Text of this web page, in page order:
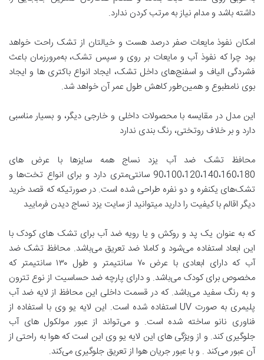
داشته باشد و مدام نیاز به مرتب کردن ندارد.
امکان نفوذ مایعات صفر درصد هست و خیالتان از تشک راحت خواهد
بود چرا که نفوذ آب و مایعات بر روی و سپس تشک، به‌مرور‌زمان باعث
فشردگی الیاف و اسفنج‌های داخل تشک، ایجاد انواع باکتری ها و ایجاد
بوی نامطبوع و همین‌طور کاهش طول عمر آن خواهد شد.
این مدل در مقایسه با محصولات داخلی و خارجی دیگر، و بسیار مناسبی
دارد و بر خلاف روتختی، رنگ بندی ندارد
محافظ تشک ضد آب یزد نساج همه سایزها با عرض های
90،100،120،140،160،180 سانتی‌متری دارد و برای انواع تخت‌ها و
تشک‌های یکنفره و دو نفره طراحی شده است. در صورتیکه که قصد خرید
دیگر اقالم با کیفیت را دارید میتوانید از سایت یزد نساج دیدن فرمایید
که به عنوان یک پد و روکش و یا رویه ضد آب برای تشک های کودک با
این ابعاد استفاده می‌شود و کاملا ضد تعریق می‌باشد. محافظ تشک ضد
آب که دارای ابعادی با عرض ۷۰ سانتیمتر و طول ۱۳۰ سانتیمتر که
مخصوص برای کودک می‌باشد. و دارای پارچه ضد حساسیت از نوع تترون
و به رنگ سفید می‌باشد. که در قسمت داخلی این محافظ از لایه ضد آب
پلیمری به صورت UV استفاده شده است. این لایه یو وی با استفاده از
فناوری نانو ساخته شده است. و می‌تواند از عبور مولکول های آب
جلوگیری کند. و از ویژگی های این لایه یو وی این است که هوا به راحتی از
آن عبور می‌کند . و با عبور جریان هوا از تعریق جلوگیری می‌کند.